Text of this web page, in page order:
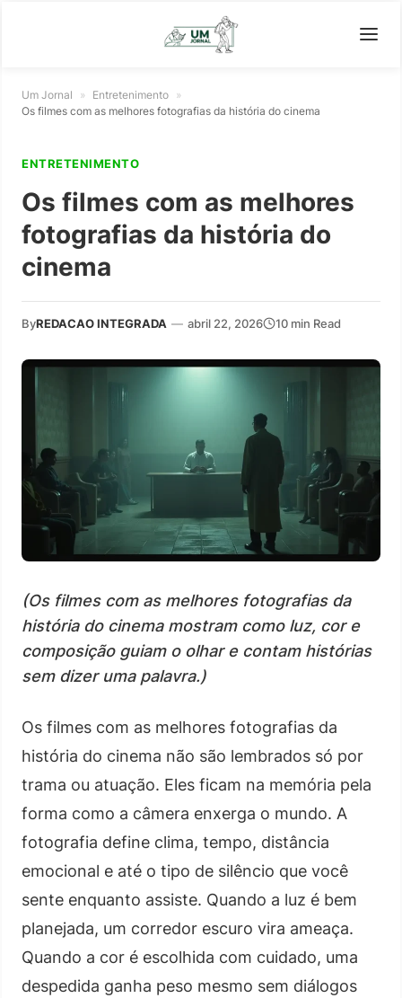
Um Jornal » Entretenimento »
Os filmes com as melhores fotografias da história do cinema
ENTRETENIMENTO
Os filmes com as melhores
fotografias da história do
cinema
ByREDACAO INTEGRADA — abril 22, 2026 10 min Read
(Os filmes com as melhores fotografias da
história do cinema mostram como luz, cor e
composição guiam o olhar e contam histórias
sem dizer uma palavra.)
Os filmes com as melhores fotografias da
história do cinema não são lembrados só por
trama ou atuação. Eles ficam na memória pela
forma como a câmera enxerga o mundo. A
fotografia define clima, tempo, distância
emocional e até o tipo de silêncio que você
sente enquanto assiste. Quando a luz é bem
planejada, um corredor escuro vira ameaça.
Quando a cor é escolhida com cuidado, uma
despedida ganha peso mesmo sem diálogos